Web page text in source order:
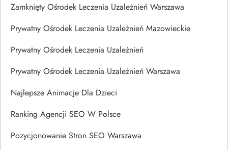
Zamknięty Ośrodek Leczenia Uzależnień Warszawa
Prywatny Ośrodek Leczenia Uzależnień Mazowieckie
Prywatny Ośrodek Leczenia Uzależnień
Prywatny Ośrodek Leczenia Uzależnień Warszawa
Najlepsze Animacje Dla Dzieci
Ranking Agencji SEO W Polsce
Pozycjonowanie Stron SEO Warszawa